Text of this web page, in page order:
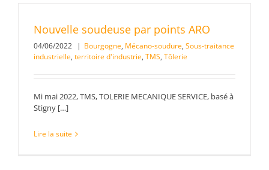
Nouvelle soudeuse par points ARO
04/06/2022 | Bourgogne, Mécano-soudure, Sous-traitance
industrielle, territoire d'industrie, TMS, Tôlerie
Mi mai 2022, TMS, TOLERIE MECANIQUE SERVICE, basé à
Stigny […]
Lire la suite